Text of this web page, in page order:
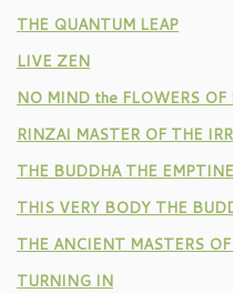
THE QUANTUM LEAP
LIVE ZEN
NO MIND the FLOWERS OF
RINZAI MASTER OF THE
THE BUDDHA THE
THIS VERY BODY THE
THE ANCIENT MASTERS
TURNING IN